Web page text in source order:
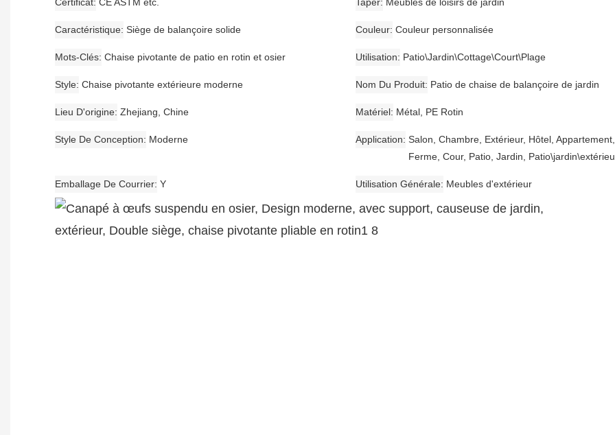
Caractéristique Siège de balançoire solide Couleur Couleur personnalisée
Mots-Clés Chaise pivotante de patio en rotin et osier Utilisation Patio\Jardin\Cottage\Court\Plage
Style Chaise pivotante extérieure moderne Nom Du Produit Patio de chaise de balançoire de jardin
Lieu D'origine Zhejiang, Chine Matériel Métal, PE Rotin
Style De Conception Moderne Application Salon, Chambre, Extérieur, Hôtel, Appartement,
Ferme, Cour, Patio, Jardin,
Emballage De Courrier Y Utilisation Générale Meubles d'extérieur